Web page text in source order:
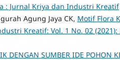
: Jurnal Kriya dan Industri Kreatif
Agung Jaya CK, Motif Flora
Kreatif: Vol. 1 No. 02
DENGAN SUMBER IDE POHON